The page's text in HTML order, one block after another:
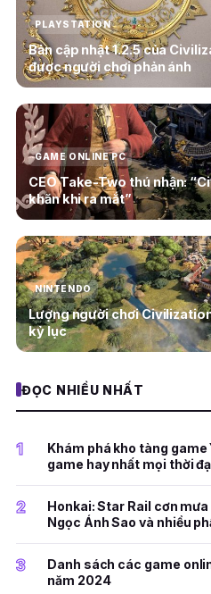
PLAYSTATION
Bản cập nhật 1.2.5 của
được người chơi phản ánh
GAME ONLINE PC
CEO Take-Two thú nhận:
khăn khi ra mắt”
NINTENDO
Lượng người chơi
kỷ lục
ĐỌC NHIỀU NHẤT
1
Khám phá kho tàng
game hay nhất mọi thời
2
Honkai: Star Rail cơn
Ngọc Ánh Sao và nhiều
3
Danh sách các game
năm 2024